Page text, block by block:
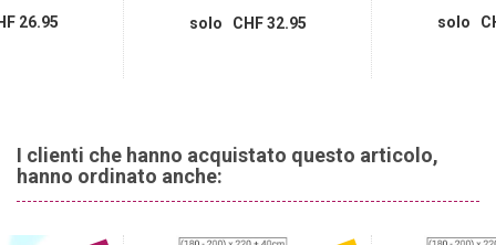
26.95 solo CHF 32.95 solo
I clienti che hanno acquistato questo articolo,
hanno ordinato anche: